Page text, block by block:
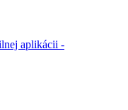
aplikácii -